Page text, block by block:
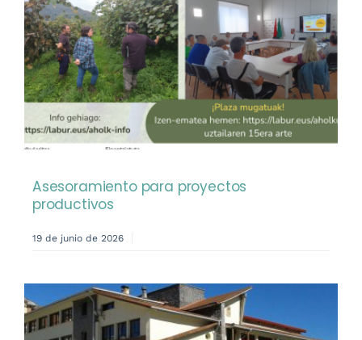
Asesoramiento para proyectos
productivos
19 de junio de 2026